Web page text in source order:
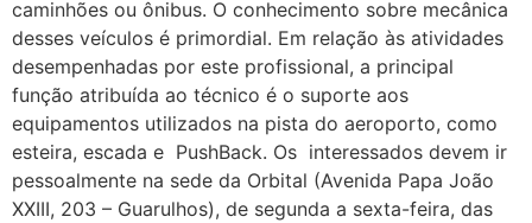
caminhões ou ônibus. O conhecimento sobre mecânica
desses veículos é primordial. Em relação às atividades
desempenhadas por este profissional, a principal
função atribuída ao técnico é o suporte aos
equipamentos utilizados na pista do aeroporto, como
esteira, escada e PushBack. Os interessados devem ir
pessoalmente na sede da Orbital (Avenida Papa João
XXIII, 203 – Guarulhos), de segunda a sexta-feira, das